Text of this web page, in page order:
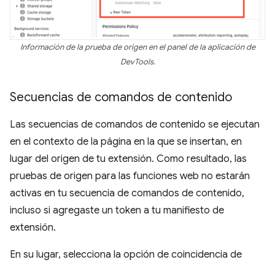
Información de la prueba de origen en el panel de la aplicación de
DevTools.
Secuencias de comandos de contenido
Las secuencias de comandos de contenido se ejecutan
en el contexto de la página en la que se insertan, en
lugar del origen de tu extensión. Como resultado, las
pruebas de origen para las funciones web no estarán
activas en tu secuencia de comandos de contenido,
incluso si agregaste un token a tu manifiesto de
extensión.
En su lugar, selecciona la opción de coincidencia de